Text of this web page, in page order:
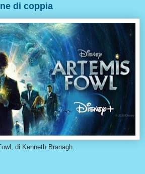
di coppia
di Kenneth Branagh.